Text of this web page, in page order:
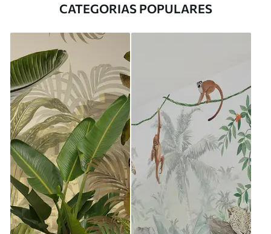
CATEGORIAS POPULARES